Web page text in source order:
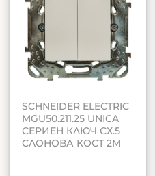
SCHNEIDER ELECTRIC
MGU50.211.25 UNICA
СЕРИЕН КЛЮЧ СХ.5
СЛОНОВА КОСТ 2M